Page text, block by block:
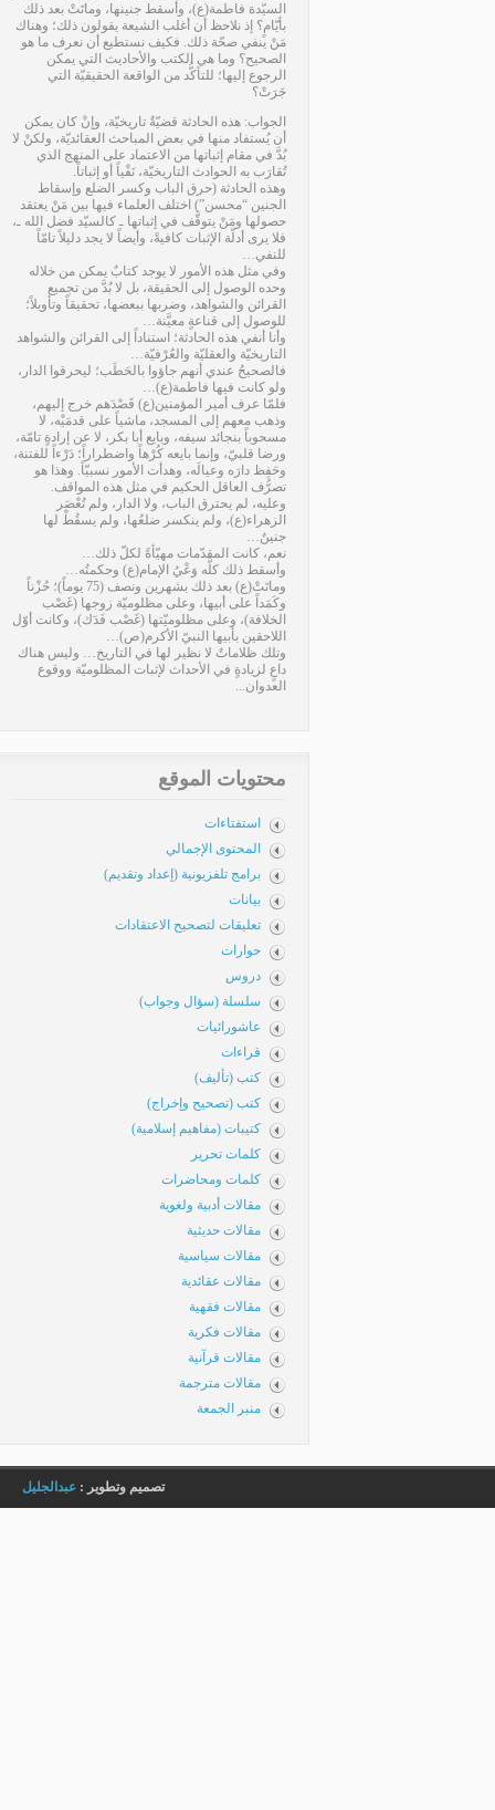
السيّدة فاطمة(ع)، وأسقط جنينها، وماتَتْ بعد ذلك
بأيّامٍ؟ إذ نلاحظ أن أغلب الشيعة يقولون ذلك؛ وهناك
مَنْ ينفي صحّة ذلك. فكيف نستطيع أن نعرف ما هو
الصحيح؟ وما هي الكتب والأحاديث التي يمكن
الرجوع إليها؛ للتأكُّد من الواقعة الحقيقيّة التي
جَرَتْ؟
الجواب: هذه الحادثة قضيّةٌ تاريخيّة، وإنْ كان يمكن
أن يُستفاد منها في بعض المباحث العقائديّة، ولكنْ لا
بُدَّ في مقام إثباتها من الاعتماد على المنهج الذي
تُقارَب به الحوادث التاريخيّة، نَفْياً أو إثباتاً.
وهذه الحادثة (حرق الباب وكسر الضلع وإسقاط
الجنين “محسن”) اختلف العلماء فيها بين مَنْ يعتقد
حصولها ومَنْ يتوقَّف في إثباتها ـ كالسيّد فضل الله ـ،
فلا يرى أدلّة الإثبات كافيةً، وأيضاً لا يجد دليلاً تامّاً
للنفي…
وفي مثل هذه الأمور لا يوجد كتابٌ يمكن من خلاله
وحده الوصول إلى الحقيقة، بل لا بُدَّ من تجميع
القرائن والشواهد، وضربها ببعضها، تحقيقاً وتأويلاً؛
للوصول إلى قناعةٍ معيَّنة…
وأنا أنفي هذه الحادثة؛ استناداً إلى القرائن والشواهد
التاريخيّة والعقليّة والعُرْفيّة…
فالصحيحُ عندي أنهم جاؤوا بالحَطَب؛ ليحرقوا الدار،
ولو كانت فيها فاطمة(ع)…
فلمّا عرف أمير المؤمنين(ع) قَصْدَهم خرج إليهم،
وذهب معهم إلى المسجد، ماشياً على قدمَيْه، لا
مسحوباً بنجائد سيفه، وبايع أبا بكر، لا عن إرادةٍ تامّة،
ورضا قلبيّ، وإنما بايعه كُرْهاً واضطراراً؛ دَرْءاً للفتنة،
وحَفِظ دارَه وعيالَه، وهدأت الأمور نسبيّاً. وهذا هو
تصرُّف العاقل الحكيم في مثل هذه المواقف.
وعليه، لم يحترق الباب، ولا الدار، ولم تُعْصَر
الزهراء(ع)، ولم ينكسر ضلعُها، ولم يسقُطْ لها
جنينٌ…
نعم، كانت المقدّمات مهيّأةً لكلّ ذلك…
وأسقط ذلك كلَّه وَعْيُ الإمام(ع) وحكمتُه…
وماتَتْ(ع) بعد ذلك بشهرين ونصف (75 يوماً)؛ حُزْناً
وكَمَداً على أبيها، وعلى مظلوميّة زوجها (غَصْب
الخلافة)، وعلى مظلوميّتها (غَصْب فَدَك)، وكانت أوّل
اللاحقين بأبيها النبيّ الأكرم(ص)…
وتلك ظلاماتٌ لا نظير لها في التاريخ… وليس هناك
داعٍ لزيادةٍ في الأحداث لإثبات المظلوميّة ووقوع
العدوان...
محتويات الموقع
استفتاءات
المحتوى الإجمالي
برامج تلفزيونية (إعداد وتقديم)
بيانات
تعليقات لتصحيح الاعتقادات
حوارات
دروس
سلسلة (سؤال وجواب)
عاشورائيات
قراءات
كتب (تأليف)
كتب (تصحيح وإخراج)
كتيبات (مفاهيم إسلامية)
كلمات تحرير
كلمات ومحاضرات
مقالات أدبية ولغوية
مقالات حديثية
مقالات سياسية
مقالات عقائدية
مقالات فقهية
مقالات فكرية
مقالات قرآنية
مقالات مترجمة
منبر الجمعة
تصميم وتطوير : عبدالجليل